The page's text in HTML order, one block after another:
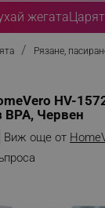
жегата
Рязане,
HV-
Червен
Виж още от